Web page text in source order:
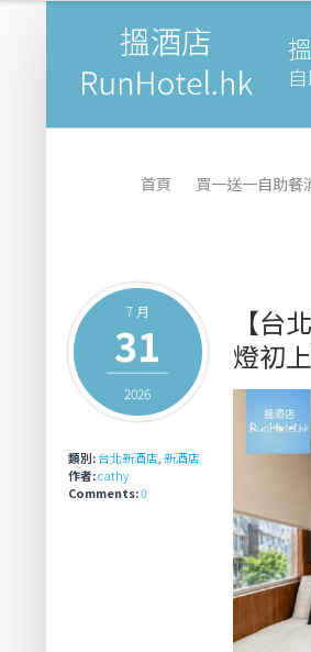
首頁 買一送一自助餐
7 月
31
2026
類別:台北新酒店 新酒店
作者:cathy
Comments:0
【台
燈初